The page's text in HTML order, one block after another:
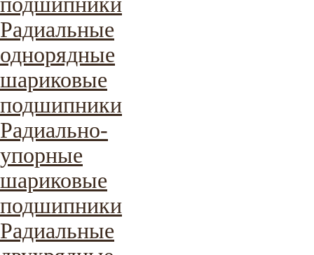
Радиальные
однорядные
шариковые
подшипники
Радиально-
упорные
шариковые
подшипники
Радиальные